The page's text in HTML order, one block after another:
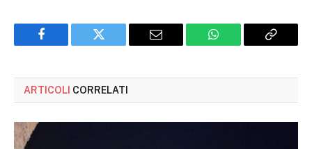
Facebook Twitter Email WhatsApp Copy
ARTICOLI CORRELATI